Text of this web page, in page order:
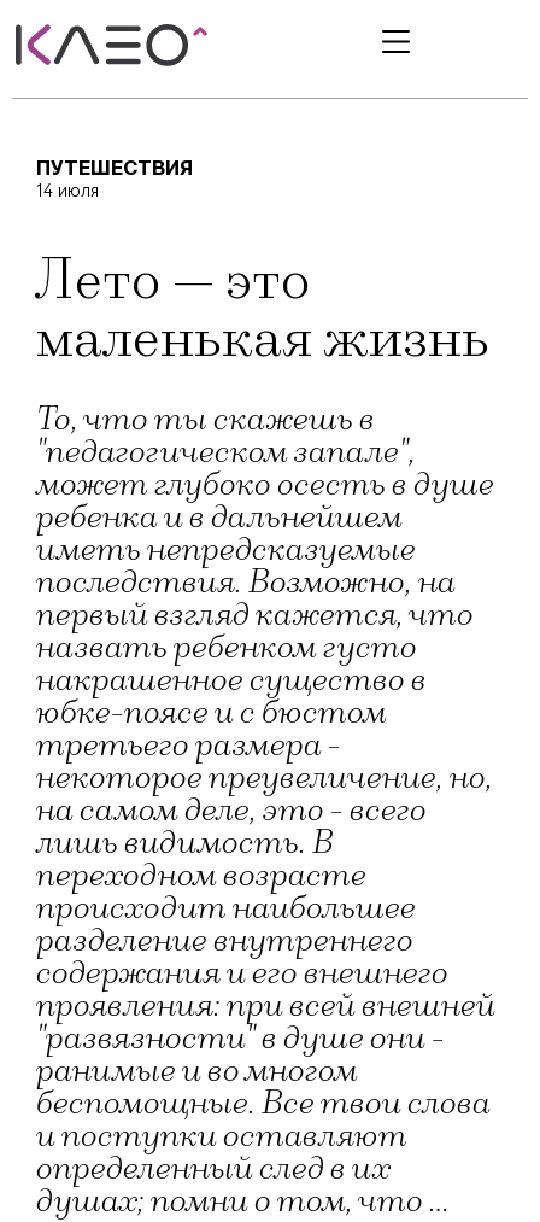
ПУТЕШЕСТВИЯ
14 июля
Лето — это
маленькая жизнь
То, что ты скажешь в
"педагогическом запале",
может глубоко осесть в душе
ребенка и в дальнейшем
иметь непредсказуемые
последствия. Возможно, на
первый взгляд кажется, что
назвать ребенком густо
накрашенное существо в
юбке-поясе и с бюстом
третьего размера -
некоторое преувеличение, но,
на самом деле, это - всего
лишь видимость. В
переходном возрасте
происходит наибольшее
разделение внутреннего
содержания и его внешнего
проявления: при всей внешней
"развязности" в душе они -
ранимые и во многом
беспомощные. Все твои слова
и поступки оставляют
определенный след в их
душах; помни о том, что …